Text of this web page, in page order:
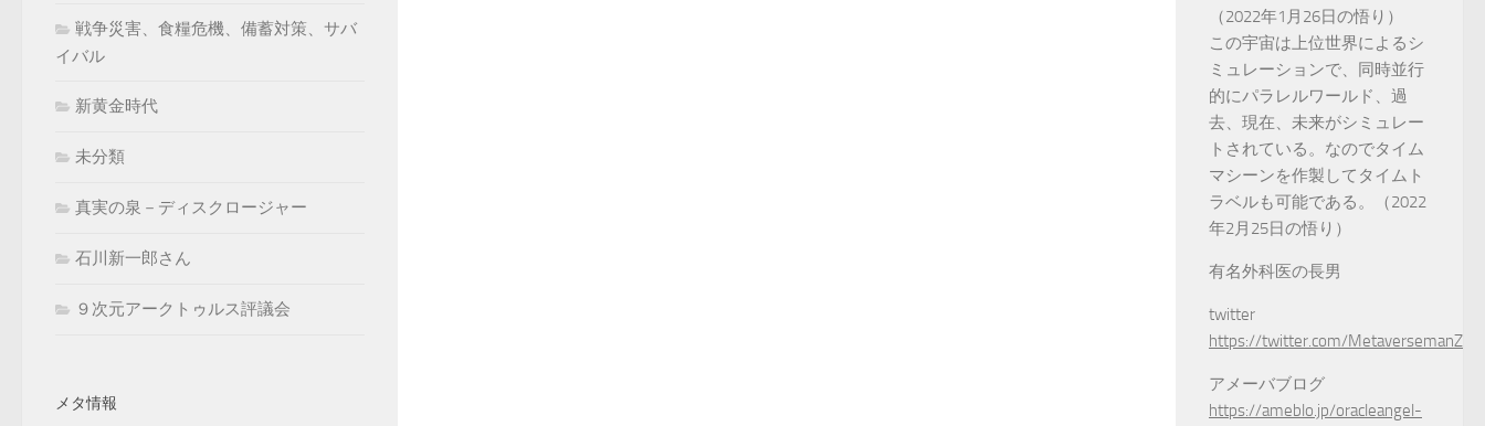
戦争災害、食糧危機、備蓄対策、サバ
イバル
新黄金時代
未分類
真実の泉－ディスクロージャー
石川新一郎さん
９次元アークトゥルス評議会
メタ情報
（2022年1月26日の悟り）
この宇宙は上位世界によるシ
ミュレーションで、同時並行
的にパラレルワールド、過
去、現在、未来がシミュレー
トされている。なのでタイム
マシーンを作製してタイムト
ラベルも可能である。（2022
年2月25日の悟り）
有名外科医の長男
twitter
https://twitter.com/MetaversemanZ
アメーバブログ
https://ameblo.jp/oracleangel-